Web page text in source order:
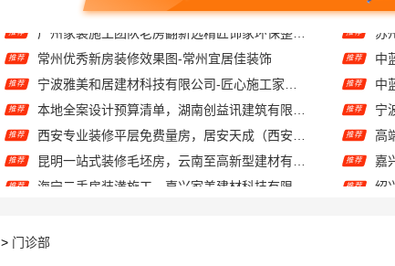
推荐 常州优秀新房装修效果图-常州宜居佳装饰
推荐
推荐 本地全案设计预算清单，湖南创益讯建筑有限公司透明公开
推荐 西安专业装修平层免费量房，居安天成（西安）建筑工程有限责任公司
推荐 昆明一站式装修毛坯房，云南至高新型建材有限公司
推荐 海宁二手房装潢施工，嘉兴家美建材科技有限公司专业施工
推荐 线下轮胎批发公司怎么做-湖北省腾冠畅实业贸易有限公司
推荐 湖北省惠物电子商务有限公司母婴厂家优缺点
推荐
推荐
推荐
推荐
推荐 嘉
推荐
推荐
> 门诊部